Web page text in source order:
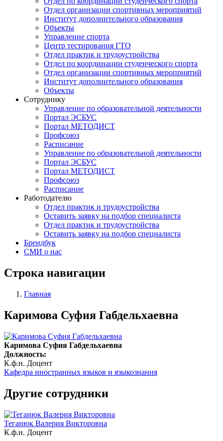
Отдел организации спортивных мероприятий
Институт дополнительного образования
Объекты
Управление спорта
Центр тестирования ГТО
Отдел практик и трудоустройства
Отдел по координации студенческого спорта
Отдел организации спортивных мероприятий
Институт дополнительного образования
Объекты
Сотруднику
Управление по образовательной деятельности
Портал ЭСБУС
Портал МЕТОДИСТ
Профсоюз
Расписание
Управление по образовательной деятельности
Портал ЭСБУС
Портал МЕТОДИСТ
Профсоюз
Расписание
Работодателю
Отдел практик и трудоустройства
Оставить заявку на подбор специалиста
Отдел практик и трудоустройства
Оставить заявку на подбор специалиста
Брендбук
СМИ о нас
Строка навигации
Главная
Каримова Суфия Габдельхаевна
Каримова Суфия Габдельхаевна
Должность:
К.ф.н. Доцент
Кафедра иностранных языков и языкознания
Другие сотрудники
Теганюк Валерия Викторовна
К.ф.н. Доцент